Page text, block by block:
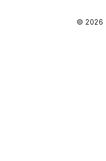
© 2026